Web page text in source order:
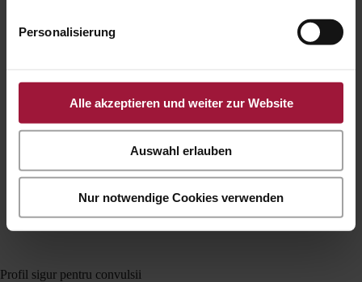
Personalisierung
Alle akzeptieren und weiter zur Website
Auswahl erlauben
Nur notwendige Cookies verwenden
Profil sigur pentru convulsii